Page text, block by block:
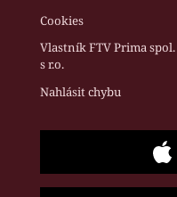
Cookies
Vlastník FTV Prima spol.
s r.o.
Nahlásit chybu